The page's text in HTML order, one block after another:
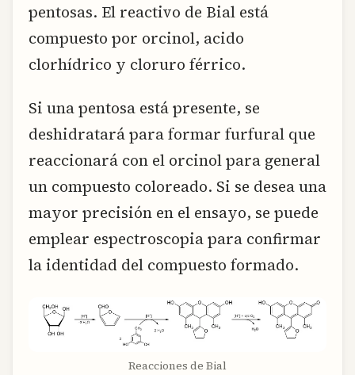
pentosas. El reactivo de Bial está
compuesto por orcinol, acido
clorhídrico y cloruro férrico.
Si una pentosa está presente, se
deshidratará para formar furfural que
reaccionará con el orcinol para general
un compuesto coloreado. Si se desea una
mayor precisión en el ensayo, se puede
emplear espectroscopia para confirmar
la identidad del compuesto formado.
Reacciones de Bial